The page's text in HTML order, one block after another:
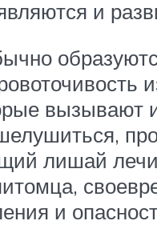
и
вызывают
лишай
и